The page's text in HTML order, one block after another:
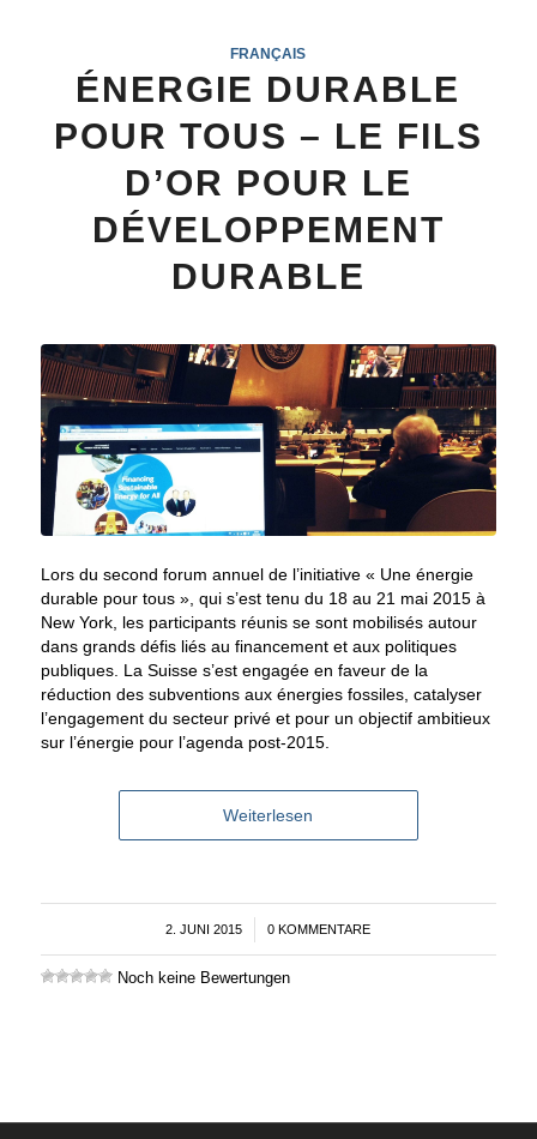
FRANÇAIS
ÉNERGIE DURABLE
POUR TOUS – LE FILS
D’OR POUR LE
DÉVELOPPEMENT
DURABLE
Lors du second forum annuel de l’initiative « Une énergie
durable pour tous », qui s’est tenu du 18 au 21 mai 2015 à
New York, les participants réunis se sont mobilisés autour
dans grands défis liés au financement et aux politiques
publiques. La Suisse s’est engagée en faveur de la
réduction des subventions aux énergies fossiles, catalyser
l’engagement du secteur privé et pour un objectif ambitieux
sur l’énergie pour l’agenda post-2015.
Weiterlesen
2. JUNI 2015
/ 0 KOMMENTARE
Noch keine Bewertungen